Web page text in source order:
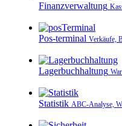
Finanzverwaltung
Pos-terminal Verkäufe,
Lagerbuchhaltung
Statistik ABC-Analyse,